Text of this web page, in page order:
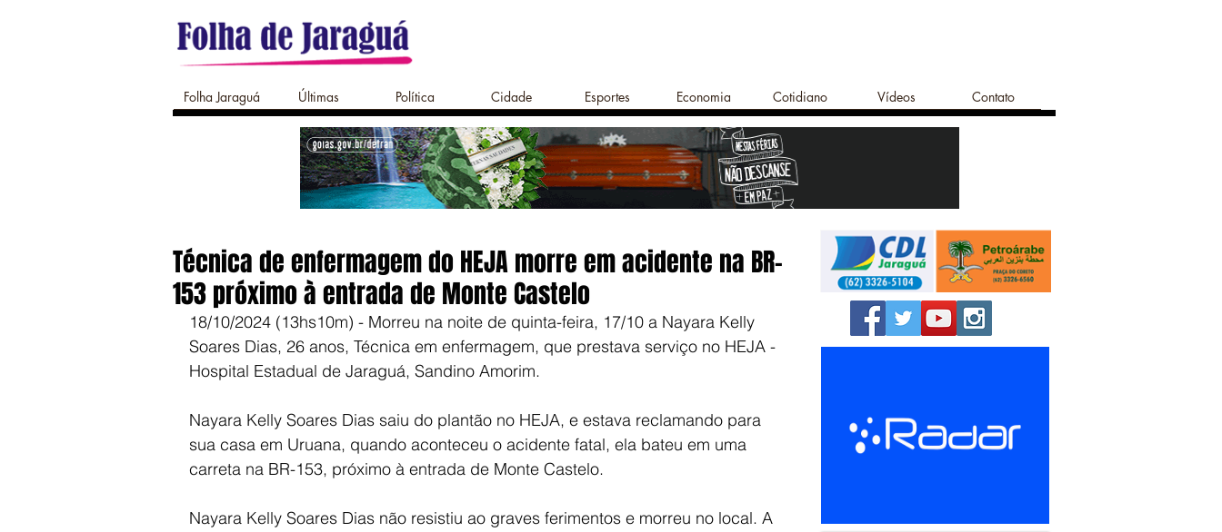
Folha Jaraguá Últimas Política Cidade Esportes Economia Cotidiano Vídeos Contato
Técnica de enfermagem do HEJA morre em acidente na BR-
153 próximo à entrada de Monte Castelo
18/10/2024 (13hs10m) - Morreu na noite de quinta-feira, 17/10 a Nayara Kelly
Soares Dias, 26 anos, Técnica em enfermagem, que prestava serviço no HEJA -
Hospital Estadual de Jaraguá, Sandino Amorim.
Nayara Kelly Soares Dias saiu do plantão no HEJA, e estava reclamando para
sua casa em Uruana, quando aconteceu o acidente fatal, ela bateu em uma
carreta na BR-153, próximo à entrada de Monte Castelo.
Nayara Kelly Soares Dias não resistiu ao graves ferimentos e morreu no local. A